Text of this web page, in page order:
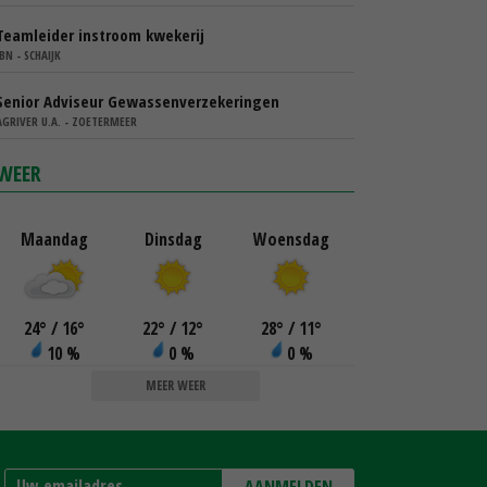
instroom kwekerij
- SCHAIJK
Adviseur Gewassenverzekeringen
U.A. - ZOETERMEER
Maandag
24° / 16°
10 %
Dinsdag
22° / 12°
0 %
Woensdag
28° / 11°
0 %
MEER WEER